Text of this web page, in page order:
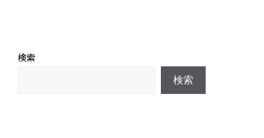
検索
検索